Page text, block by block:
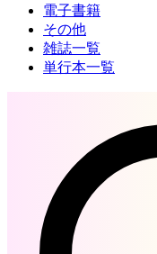
電子書籍
その他
雑誌一覧
単行本一覧